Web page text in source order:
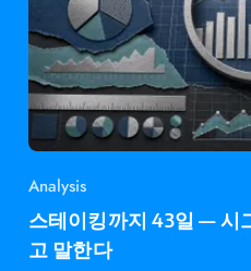
Analysis
스테이킹까지 43일 — 시
고 말한다